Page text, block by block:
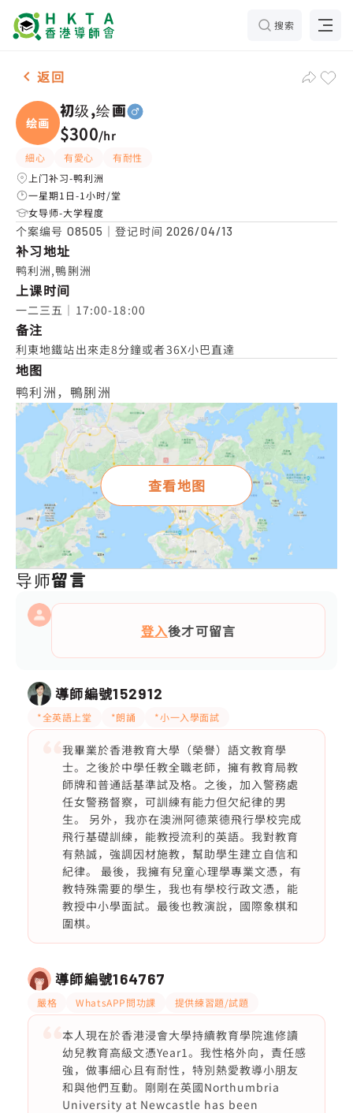
搜索
男-1名 初级,绘画，鸭利洲 补习推介
返回
绘画
初级,绘画
$300/hr
細心 有愛心
有耐性
上门补习-鸭利洲
一星期1日-1小时/堂
女导师-大学程度
个案编号 O8505 ｜登记时间 2026/04/13
补习地址
鸭利洲,鴨脷洲
上课时间
一二三五｜17:00-18:00
备注
利東地鐵站出來走8分鐘或者36X小巴直達
地图
鸭利洲，鴨脷洲
查看地图
导师留言
登入後才可留言
導師編號152912
*全英語上堂 *朗誦 *小一入學面試
我畢業於香港教育大學（榮譽）語文教育學
士。之後於中學任教全職老師，擁有教育局教
師牌和普通話基準試及格。之後，加入警務處
任女警務督察，可訓練有能力但欠紀律的男
生。 另外，我亦在澳洲阿德萊德飛行學校完成
飛行基礎訓練，能教授流利的英語。我對教育
有熱誠，強調因材施教，幫助學生建立自信和
紀律。 最後，我擁有兒童心理學專業文憑，有
教特殊需要的學生，我也有學校行政文憑，能
教授中小學面試。最後也教演說，國際象棋和
圍棋。
導師編號164767
嚴格 WhatsAPP問功課 提供練習題/試題
本人現在於香港浸會大學持續教育學院進修讀
幼兒教育高級文憑Year1。我性格外向，責任感
強，做事細心且有耐性，特別熱愛教導小朋友
和與他們互動。剛剛在英國Northumbria
University at Newcastle has been